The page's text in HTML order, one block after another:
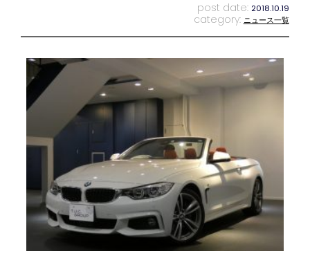
post date: 2018.10.19
category: ニュース一覧